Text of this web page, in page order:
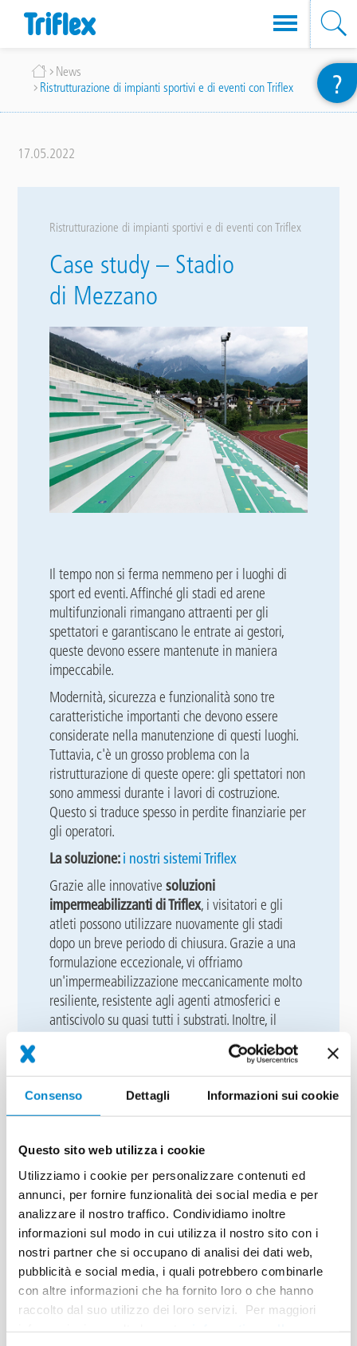
Consenso Dettagli Informazioni sui cookie
Questo sito web utilizza i cookie
Utilizziamo i cookie per personalizzare contenuti ed
annunci, per fornire funzionalità dei social media e per
analizzare il nostro traffico. Condividiamo inoltre
informazioni sul modo in cui utilizza il nostro sito con i
nostri partner che si occupano di analisi dei dati web,
pubblicità e social media, i quali potrebbero combinarle
con altre informazioni che ha fornito loro o che hanno
raccolto dal suo utilizzo dei loro servizi. Per maggiori
Briciole
pane
News
Ristrutturazione di impianti sportivi e di eventi con Triflex
17.05.2022
Ristrutturazione di impianti sportivi e di eventi con Triflex
Case study – Stadio
di Mezzano
Il tempo non si ferma nemmeno per i luoghi di
sport ed eventi. Affinché gli stadi ed arene
multifunzionali rimangano attraenti per gli
spettatori e garantiscano le entrate ai gestori,
queste devono essere mantenute in maniera
impeccabile.
Modernità, sicurezza e funzionalità sono tre
caratteristiche importanti che devono essere
considerate nella manutenzione di questi luoghi.
Tuttavia, c'è un grosso problema con la
ristrutturazione di queste opere: gli spettatori non
sono ammessi durante i lavori di costruzione.
Questo si traduce spesso in perdite finanziarie per
gli operatori.
La soluzione:i nostri sistemi Triflex
Grazie alle innovativesoluzioni
impermeabilizzanti di Triflex, i visitatori e gli
atleti possono utilizzare nuovamente gli stadi
dopo un breve periodo di chiusura. Grazie a una
formulazione eccezionale, vi offriamo
un'impermeabilizzazione meccanicamente molto
resiliente, resistente agli agenti atmosferici e
antiscivolo su quasi tutti i substrati. Inoltre, il
nostro portafoglio di prodotti ha soluzioni
dettagliate integrate nel sistema che permettono
anche la sigillatura di aree difficili da
raggiungere.
Mezzano
La tribuna dello stadio di Mezzano nel piccolo
comune di Fieria di Primiero ha sofferto le
ingiurie del tempo. Numerose perdite hanno
causato la penetrazione dell'umidità nelle stanze
comuni sotto le tribune.
L'obiettivo della ristrutturazione era quello di
sigillare in modo affidabile lo stadio e, allo stesso
tempo, di far brillare la tribuna in un nuovo
splendore. In collaborazione con l'ingegnere
?